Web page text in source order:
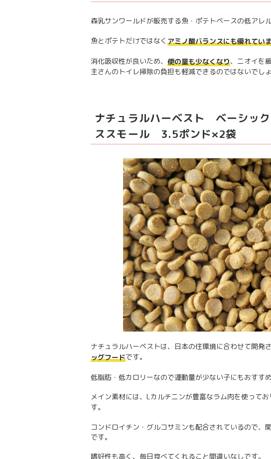
森乳サンワールドが販売する魚・ポテトベースの低アレ
魚とポテトだけではなく アミノ酸バランスにも優れてい
消化吸収性が良いため、 便の量も少なくなり、ニオイを
主さんのトイレ掃除の負担も軽減できるのではないでしょ
ナチュラルハーベスト ベーシッ
ススモール 3.5ポンド×2袋
ナチュラルハーベストは、日本の住環境に合わせて開発
ッグフードです。
低脂肪・低カロリーなので運動量が少ない子にもおすす
メイン素材には、Lカルチニンが豊富なラム肉を使ってお
す。
コンドロイチン・グルコサミンも配合されているので、
です。
嗜好性も高く、毎日食べてくれること間違いなしです。